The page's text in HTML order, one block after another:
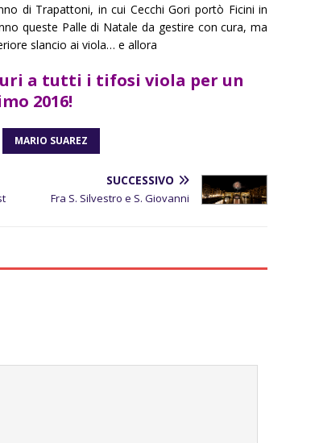
di Trapattoni, in cui Cecchi Gori portò Ficini in
queste Palle di Natale da gestire con cura, ma
slancio ai viola… e allora
a tutti i tifosi viola per un
2016!
MARIO SUAREZ
SUCCESSIVO
Fra S. Silvestro e S. Giovanni